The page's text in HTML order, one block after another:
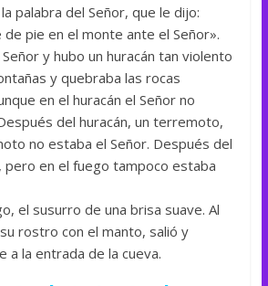
palabra del Señor, que le dijo:
de pie en el monte ante el Señor».
y hubo un huracán tan violento
y quebraba las rocas
en el huracán el Señor no
del huracán, un terremoto,
no estaba el Señor. Después del
en el fuego tampoco estaba
el susurro de una brisa suave. Al
rostro con el manto, salió y
a la entrada de la cueva.